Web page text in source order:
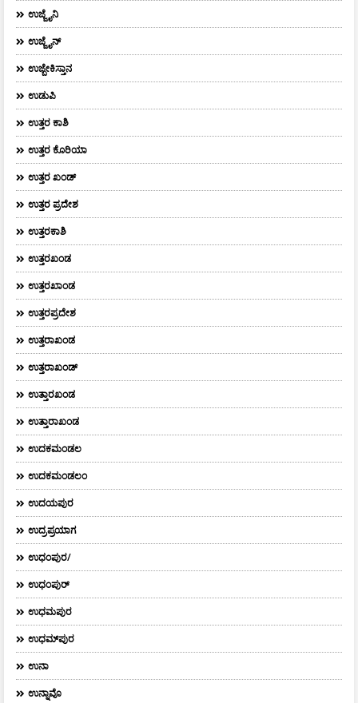
ಉಜ್ಜೈನಿ
ಉಜ್ಜೈನ್
ಉಜ್ಬೇಕಿಸ್ತಾನ
ಉಡುಪಿ
ಉತ್ತರ ಕಾಶಿ
ಉತ್ತರ ಕೊರಿಯಾ
ಉತ್ತರ ಖಂಡ್
ಉತ್ತರ ಪ್ರದೇಶ
ಉತ್ತರಕಾಶಿ
ಉತ್ತರಖಂಡ
ಉತ್ತರಖಾಂಡ
ಉತ್ತರಪ್ರದೇಶ
ಉತ್ತರಾಖಂಡ
ಉತ್ತರಾಖಂಡ್
ಉತ್ತಾರಖಂಡ
ಉತ್ತಾರಾಖಂಡ
ಉದಕಮಂಡಲ
ಉದಕಮಂಡಲಂ
ಉದಯಪುರ
ಉದ್ರಪ್ರಯಾಗ
ಉಧಂಪುರ/
ಉಧಂಪುರ್
ಉಧಮಪುರ
ಉಧಮ್‌ಪುರ
ಉನಾ
ಉನ್ನಾವೊ